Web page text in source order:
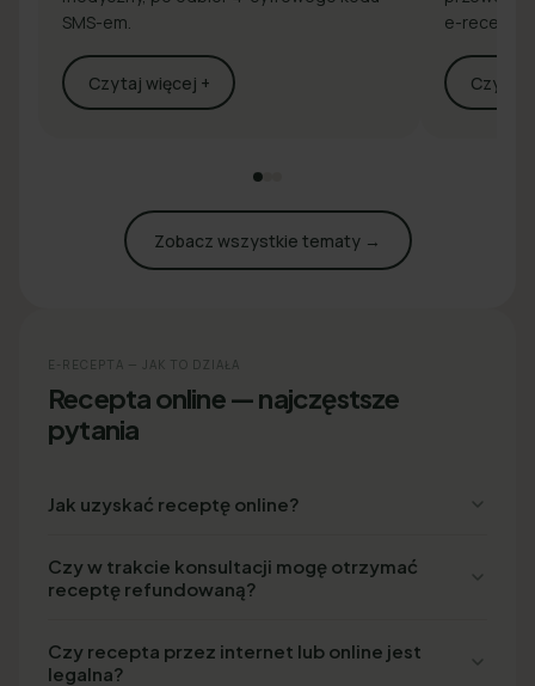
SMS-em.
Czytaj więcej +
e-
Czytaj
Zobacz wszystkie tematy →
E-RECEPTA — JAK TO DZIAŁA
Recepta online — najczęstsze
pytania
Jak uzyskać receptę online?
Czy w trakcie konsultacji mogę otrzymać
receptę refundowaną?
Czy recepta przez internet lub online jest
legalna?